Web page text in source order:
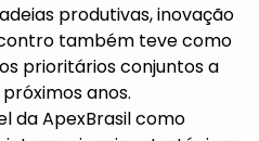
produtivas, inovação
também teve como
prioritários conjuntos a
anos.
da ApexBrasil como